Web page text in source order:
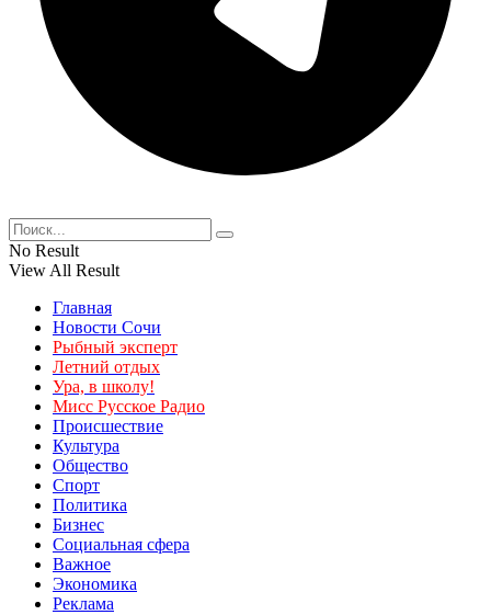
No Result
View All Result
Главная
Новости Сочи
Рыбный эксперт
Летний отдых
Ура, в школу!
Мисс Русское Радио
Происшествие
Культура
Общество
Спорт
Политика
Бизнес
Социальная сфера
Важное
Экономика
Реклама